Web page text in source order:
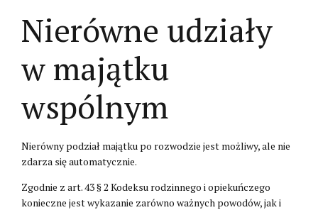
Nierówne udziały
w majątku
wspólnym
Nierówny podział majątku po rozwodzie jest możliwy, ale nie
zdarza się automatycznie.
Zgodnie z art. 43 § 2 Kodeksu rodzinnego i opiekuńczego
konieczne jest wykazanie zarówno ważnych powodów, jak i